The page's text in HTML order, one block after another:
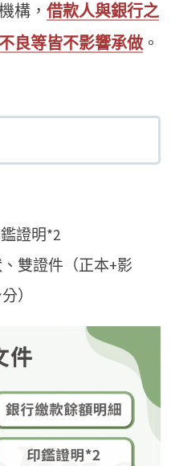
構，借款人與銀行之
良等皆不影響承做 。
證明*2
雙證件（正本+影
）